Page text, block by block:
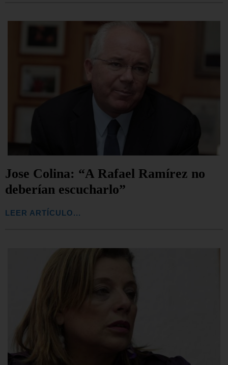
Jose Colina: “A Rafael Ramírez no
deberían escucharlo”
LEER ARTÍCULO...